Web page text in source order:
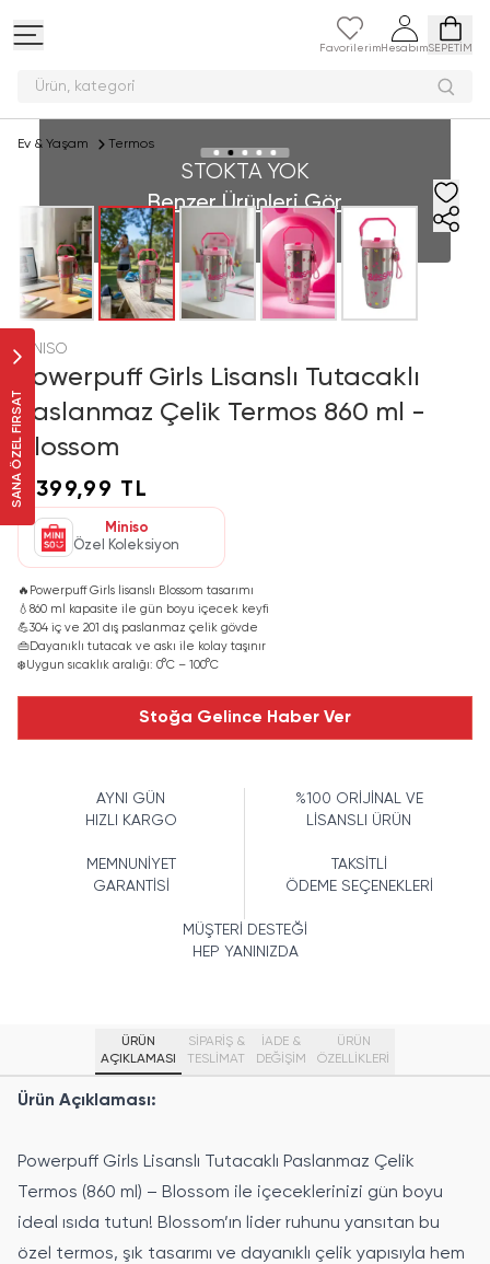
Favorilerim HesabımSEPETİM
Ürün, ka
SANA ÖZEL FIRSAT
Ev & Yaşam Termos
STOKTA YOK
Benzer Ürünleri Gör
MINISO
Powerpuff Girls Lisanslı Tutacaklı
Paslanmaz Çelik Termos 860 ml -
Blossom
1.399,99 TL
Miniso
Özel Koleksiyon
🔥 Powerpuff Girls lisanslı Blossom tasarımı
💧 860 ml kapasite ile gün boyu içecek keyfi
💪304 iç ve 201 dış paslanmaz çelik gövde
👜Dayanıklı tutacak ve askı ile kolay taşınır
❄️Uygun sıcaklık aralığı: 0°C – 100°C
Stoğa Gelince Haber Ver
AYNI GÜN
HIZLI KARGO
%100 ORİJİNAL VE
LİSANSLI ÜRÜN
MEMNUNİYET
GARANTİSİ
TAKSİTLİ
ÖDEME SEÇENEKLERİ
MÜŞTERİ DESTEĞİ
HEP YANINIZDA
ÜRÜN
AÇIKLAMASI
SİPARİŞ &
TESLİMAT
İADE &
DEĞİŞİM
ÜRÜN
ÖZELLIKLERI
Ürün Açıklaması:
Powerpuff Girls Lisanslı Tutacaklı Paslanmaz Çelik
Termos (860 ml) – Blossom ile içeceklerinizi gün boyu
ideal ısıda tutun! Blossom’ın lider ruhunu yansıtan bu
özel termos, şık tasarımı ve dayanıklı çelik yapısıyla hem